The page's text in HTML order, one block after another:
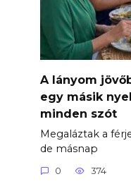
A lányom
egy másik
minden szót
Megaláztak a
de másnap
0 374